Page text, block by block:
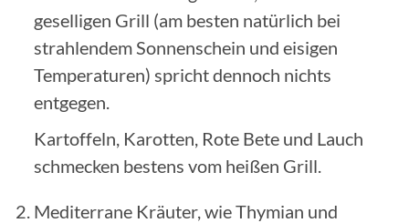
geselligen Grill (am besten natürlich bei
strahlendem Sonnenschein und eisigen
Temperaturen) spricht dennoch nichts
entgegen.
Kartoffeln, Karotten, Rote Bete und Lauch
schmecken bestens vom heißen Grill.
Mediterrane Kräuter, wie Thymian und